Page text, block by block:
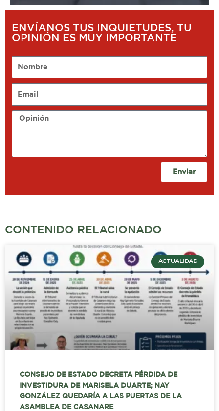
ENVÍANOS TUS INQUIETUDES, TU
OPINIÓN ES MUY IMPORTANTE
Opinión
Enviar
CONTENIDO RELACIONADO
ACTUALIDAD
CONSEJO DE ESTADO DECRETA PÉRDIDA DE
INVESTIDURA DE MARISELA DUARTE; NAY
GONZÁLEZ QUEDARÍA A LAS PUERTAS DE LA
ASAMBLEA DE CASANARE